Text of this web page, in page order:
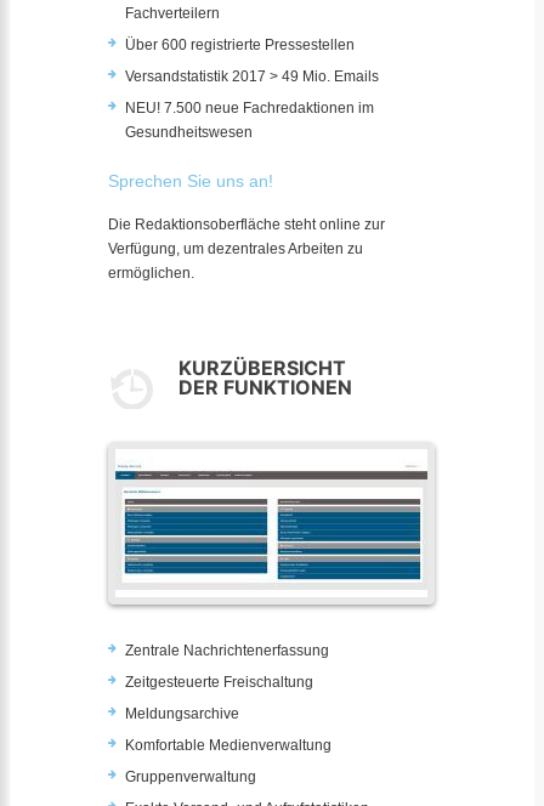
Fachverteilern
Über 600 registrierte Pressestellen
Versandstatistik 2017 > 49 Mio. Emails
NEU! 7.500 neue Fachredaktionen im
Gesundheitswesen
Sprechen Sie uns an!
Die Redaktionsoberfläche steht online zur
Verfügung, um dezentrales Arbeiten zu
ermöglichen.
KURZÜBERSICHT
DER FUNKTIONEN
Zentrale Nachrichtenerfassung
Zeitgesteuerte Freischaltung
Meldungsarchive
Komfortable Medienverwaltung
Gruppenverwaltung